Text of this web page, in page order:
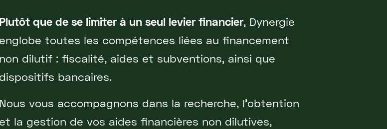
Plutôt que de se limiter à un seul levier financier, Dynergie
englobe toutes les compétences liées au financement
non dilutif : fiscalité, aides et subventions, ainsi que
dispositifs bancaires.
Nous vous accompagnons dans la recherche, l'obtention
et la gestion de vos aides financières non dilutives,